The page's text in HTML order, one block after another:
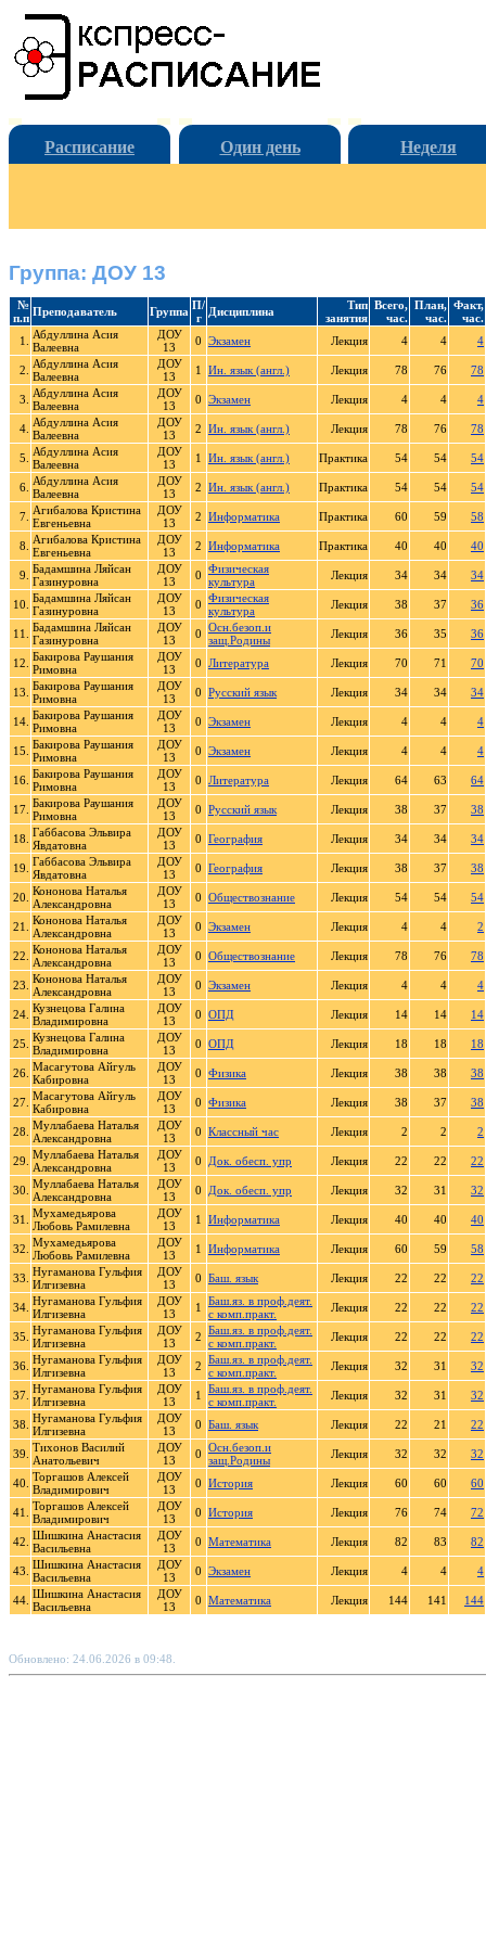
Расписание Один день Неделя
Группа: ДОУ 13
№
п.п Преподаватель Группа П/
г
Дисциплина
Тип
занятия
Всего,
час.
План,
час.
Факт,
час.
1.
Абдуллина Асия
Валеевна
ДОУ
13
0 Экзамен Лекция 4 4 4
2.
Абдуллина Асия
Валеевна
ДОУ
13
1 Ин. язык (англ.) Лекция 78 76 78
3.
Абдуллина Асия
Валеевна
ДОУ
13
0 Экзамен Лекция 4 4 4
4. Абдуллина Асия
Валеевна
ДОУ
13
2 Ин. язык (англ.) Лекция 78 76 78
5.
Абдуллина Асия
Валеевна
ДОУ
13
1 Ин. язык (англ.) Практика 54 54 54
6. Абдуллина Асия
Валеевна
ДОУ
13
2 Ин. язык (англ.) Практика 54 54 54
7. Агибалова Кристина
Евгеньевна
ДОУ
13
2 Информатика Практика 60 59 58
8.
Агибалова Кристина
Евгеньевна
ДОУ
13
2 Информатика Практика 40 40 40
9. Бадамшина Ляйсан
Газинуровна
ДОУ
13
0 Физическая
культура
Лекция 34 34 34
10. Бадамшина Ляйсан
Газинуровна
ДОУ
13
0 Физическая
культура
Лекция 38 37 36
11.
Бадамшина Ляйсан
Газинуровна
ДОУ
13
0 Осн.безоп.и
защ.Родины
Лекция 36 35 36
12. Бакирова Раушания
Римовна
ДОУ
13
0 Литература Лекция 70 71 70
13. Бакирова Раушания
Римовна
ДОУ
13
0 Русский язык Лекция 34 34 34
14. Бакирова Раушания
Римовна
ДОУ
13
0 Экзамен Лекция 4 4 4
15. Бакирова Раушания
Римовна
ДОУ
13
0 Экзамен Лекция 4 4 4
16. Бакирова Раушания
Римовна
ДОУ
13
0 Литература Лекция 64 63 64
17. Бакирова Раушания
Римовна
ДОУ
13
0 Русский язык Лекция 38 37 38
18. Габбасова Эльвира
Явдатовна
ДОУ
13
0 География Лекция 34 34 34
19. Габбасова Эльвира
Явдатовна
ДОУ
13
0 География Лекция 38 37 38
20. Кононова Наталья
Александровна
ДОУ
13
0 Обществознание Лекция 54 54 54
21.
Кононова Наталья
Александровна
ДОУ
13
0 Экзамен Лекция 4 4 2
22. Кононова Наталья
Александровна
ДОУ
13
0 Обществознание Лекция 78 76 78
23. Кононова Наталья
Александровна
ДОУ
13
0 Экзамен Лекция 4 4 4
24. Кузнецова Галина
Владимировна
ДОУ
13
0 ОПД Лекция 14 14 14
25. Кузнецова Галина
Владимировна
ДОУ
13
0 ОПД Лекция 18 18 18
26. Масагутова Айгуль
Кабировна
ДОУ
13
0 Физика Лекция 38 38 38
27. Масагутова Айгуль
Кабировна
ДОУ
13
0 Физика Лекция 38 37 38
28. Муллабаева Наталья
Александровна
ДОУ
13
0 Классный час Лекция 2 2 2
29. Муллабаева Наталья
Александровна
ДОУ
13
0 Док. обесп. упр Лекция 22 22 22
30. Муллабаева Наталья
Александровна
ДОУ
13
0 Док. обесп. упр Лекция 32 31 32
31.
Мухамедьярова
Любовь Рамилевна
ДОУ
13
1 Информатика Лекция 40 40 40
32. Мухамедьярова
Любовь Рамилевна
ДОУ
13
1 Информатика Лекция 60 59 58
33. Нугаманова Гульфия
Илгизевна
ДОУ
13
0 Баш. язык Лекция 22 22 22
34. Нугаманова Гульфия
Илгизевна
ДОУ
13
1
Баш.яз. в проф.деят.
с комп.практ.
Лекция 22 22 22
35. Нугаманова Гульфия
Илгизевна
ДОУ
13
2 Баш.яз. в проф.деят.
с комп.практ.
Лекция 22 22 22
36. Нугаманова Гульфия
Илгизевна
ДОУ
13
2 Баш.яз. в проф.деят.
с комп.практ.
Лекция 32 31 32
37. Нугаманова Гульфия
Илгизевна
ДОУ
13
1
Баш.яз. в проф.деят.
с комп.практ.
Лекция 32 31 32
38. Нугаманова Гульфия
Илгизевна
ДОУ
13
0 Баш. язык Лекция 22 21 22
39. Тихонов Василий
Анатольевич
ДОУ
13
0 Осн.безоп.и
защ.Родины
Лекция 32 32 32
40. Торгашов Алексей
Владимирович
ДОУ
13
0 История Лекция 60 60 60
41.
Торгашов Алексей
Владимирович
ДОУ
13
0 История Лекция 76 74 72
42. Шишкина Анастасия
Васильевна
ДОУ
13
0 Математика Лекция 82 83 82
43. Шишкина Анастасия
Васильевна
ДОУ
13
0 Экзамен Лекция 4 4 4
44. Шишкина Анастасия
Васильевна
ДОУ
13
0 Математика Лекция 144 141 144
Обновлено: 24.06.2026 в 09:48.